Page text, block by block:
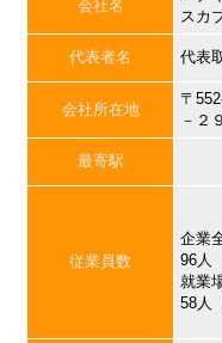
会社名
スカ
代表者名 代表
会社所在地
〒
－２９
最寄駅
従業員数
企業
96人
就業
58人